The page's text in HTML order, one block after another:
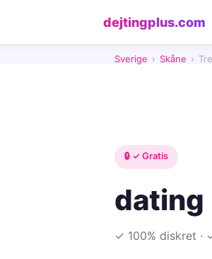
dejtingplus.com
Sverige › Skåne ›
🔒 ✓ Gratis
dating
✓ 100% diskret ·